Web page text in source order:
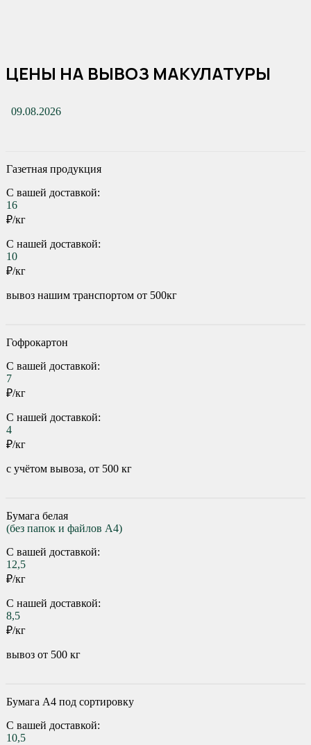
ЦЕНЫ НА ВЫВОЗ МАКУЛАТУРЫ
09.08.2026
Газетная продукция
С вашей доставкой:
16
₽/кг
С нашей доставкой:
10
₽/кг
вывоз нашим транспортом от 500кг
Гофрокартон
С вашей доставкой:
7
₽/кг
С нашей доставкой:
4
₽/кг
с учётом вывоза, от 500 кг
Бумага белая
(без папок и файлов А4)
С вашей доставкой:
12,5
₽/кг
С нашей доставкой:
8,5
₽/кг
вывоз от 500 кг
Бумага А4 под сортировку
С вашей доставкой:
10,5